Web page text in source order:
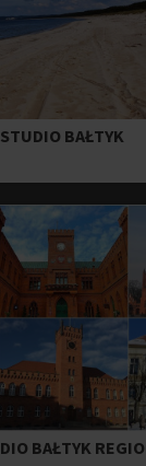
STUDIO BAŁTYK
BAŁTYK